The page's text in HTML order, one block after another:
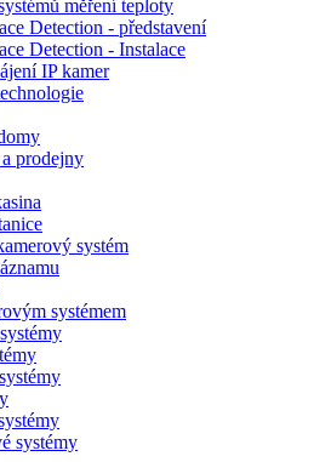
měření teploty
Detection - představení
Detection - Instalace
IP kamer
prodejny
systém
systémem
systémy